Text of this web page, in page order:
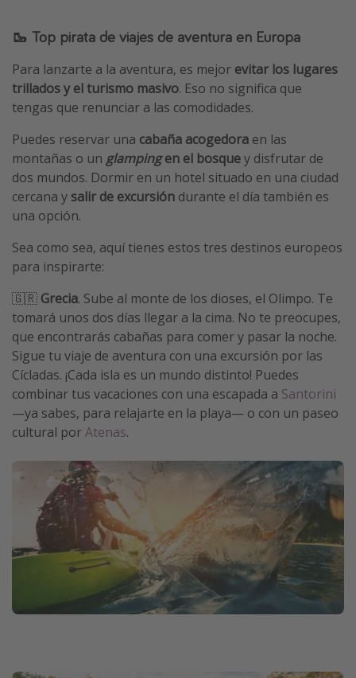
Viaja con musicales
El Rey León el musical
Harry Potter en Londres y otros destinos
Eventos deportivos
🥾 Top pirata de viajes de aventura en Europa
Para lanzarte a la aventura, es mejor evitar los lugares
trillados y el turismo masivo. Eso no significa que
tengas que renunciar a las comodidades.
Puedes reservar una cabaña acogedora en las
montañas o un glampingen el bosquey disfrutar de
dos mundos. Dormir en un hotel situado en una ciudad
cercana y salir de excursión durante el día también es
una opción.
Sea como sea, aquí tienes estos tres destinos europeos
para inspirarte:
🇬🇷 Grecia. Sube al monte de los dioses, el Olimpo. Te
tomará unos dos días llegar a la cima. No te preocupes,
que encontrarás cabañas para comer y pasar la noche.
Sigue tu viaje de aventura con una excursión por las
Cícladas. ¡Cada isla es un mundo distinto! Puedes
combinar tus vacaciones con una escapada a Santorini
—ya sabes, para relajarte en la playa— o con un paseo
cultural porAtenas.